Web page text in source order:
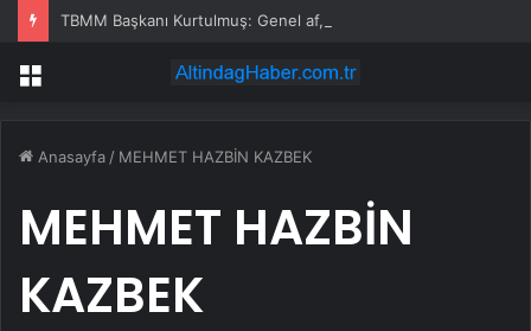
TBMM Başkanı Kurtulmuş: Genel af, şahsa özel af yok
Menü
Anasayfa / MEHMET HAZBİN KAZBEK
MEHMET HAZBİN
KAZBEK